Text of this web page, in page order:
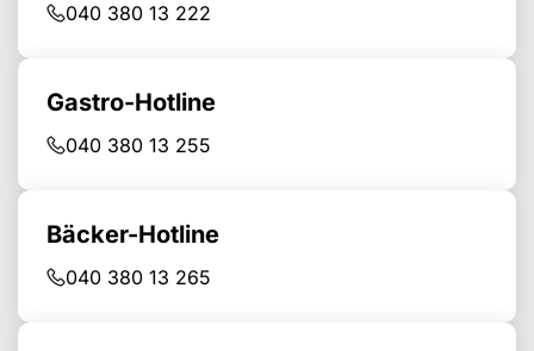
040 380 13 222
Gastro-Hotline
040 380 13 255
Bäcker-Hotline
040 380 13 265